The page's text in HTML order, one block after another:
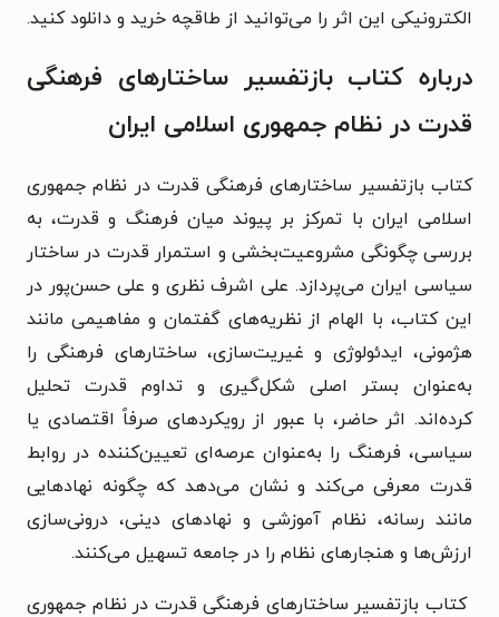
الکترونیکی این اثر را می‌توانید از طاقچه خرید و دانلود کنید.
درباره کتاب بازتفسیر ساختارهای فرهنگی
قدرت در نظام جمهوری اسلامی ایران
کتاب بازتفسیر ساختارهای فرهنگی قدرت در نظام جمهوری
اسلامی ایران با تمرکز بر پیوند میان فرهنگ و قدرت، به
بررسی چگونگی مشروعیت‌بخشی و استمرار قدرت در ساختار
سیاسی ایران می‌پردازد. علی اشرف نظری و علی حسن‌پور در
این کتاب، با الهام از نظریه‌های گفتمان و مفاهیمی مانند
هژمونی، ایدئولوژی و غیریت‌سازی، ساختارهای فرهنگی را
به‌عنوان بستر اصلی شکل‌گیری و تداوم قدرت تحلیل
کرده‌اند. اثر حاضر، با عبور از رویکردهای صرفاً اقتصادی یا
سیاسی، فرهنگ را به‌عنوان عرصه‌ای تعیین‌کننده در روابط
قدرت معرفی می‌کند و نشان می‌دهد که چگونه نهادهایی
مانند رسانه، نظام آموزشی و نهادهای دینی، درونی‌سازی
ارزش‌ها و هنجارهای نظام را در جامعه تسهیل می‌کنند.
کتاب بازتفسیر ساختارهای فرهنگی قدرت در نظام جمهوری